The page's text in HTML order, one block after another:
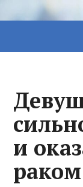
и
раком